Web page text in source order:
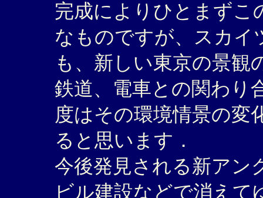
完成によりひとまずこ
なものですが、スカイ
も、新しい東京の景観
鉄道、電車との関わり
度はその環境情景の変
ると思います．
今後発見される新アン
ビル建設などで消え